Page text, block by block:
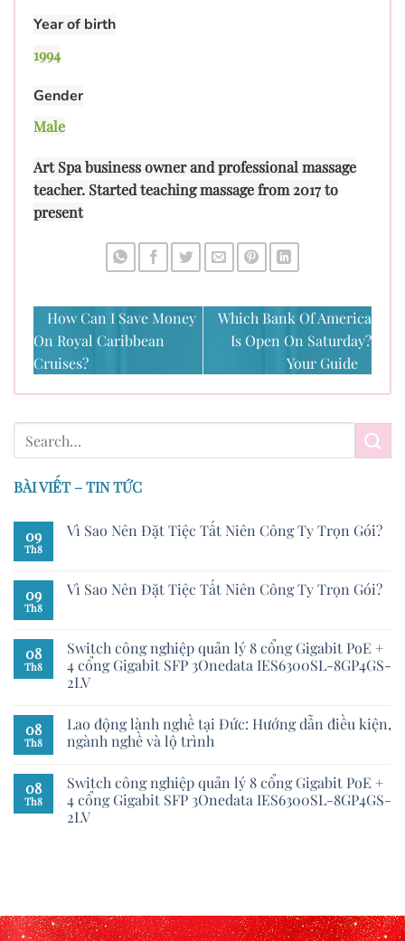
Year of birth
1994
Gender
Male
Art Spa business owner and professional massage
teacher. Started teaching massage from 2017 to
present
How Can I Save Money
On Royal Caribbean
Cruises?
Which Bank Of America
Is Open On Saturday?
Your Guide
BÀI VIẾT – TIN TỨC
09
Th8
Vì Sao Nên Đặt Tiệc Tất Niên Công Ty Trọn Gói?
09
Th8
Vì Sao Nên Đặt Tiệc Tất Niên Công Ty Trọn Gói?
08
Th8
Switch công nghiệp quản lý 8 cổng Gigabit PoE +
4 cổng Gigabit SFP 3Onedata IES6300SL-8GP4GS-
2LV
08
Th8
Lao động lành nghề tại Đức: Hướng dẫn điều kiện,
ngành nghề và lộ trình
08
Th8
Switch công nghiệp quản lý 8 cổng Gigabit PoE +
4 cổng Gigabit SFP 3Onedata IES6300SL-8GP4GS-
2LV